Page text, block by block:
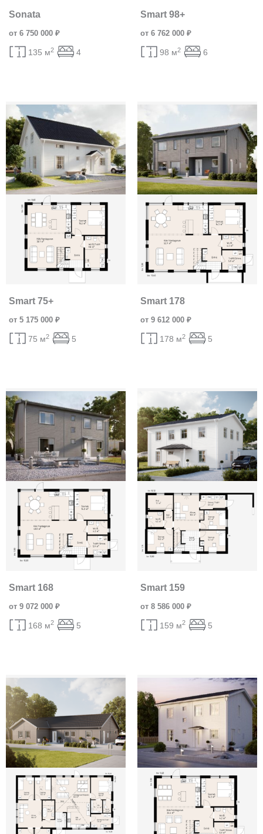
Sonata
от 6 750 000 ₽
135 м2 4
Smart 98+
от 6 762 000 ₽
98 м2 6
Smart 75+
от 5 175 000 ₽
75 м2 5
Smart 178
от 9 612 000 ₽
178 м2 5
Smart 168
от 9 072 000 ₽
168 м2 5
Smart 159
от 8 586 000 ₽
159 м2 5